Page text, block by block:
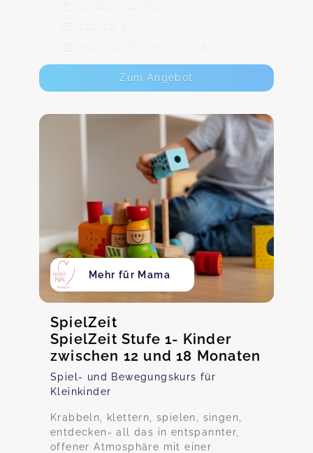
9. Sep - 11. Nov
100,00 €
Max. 10 TeilnehmerInnen
Zum Angebot
Mehr für Mama
SpielZeit
SpielZeit Stufe 1- Kinder
zwischen 12 und 18 Monaten
Spiel- und Bewegungskurs für
Kleinkinder
Krabbeln, klettern, spielen, singen,
entdecken- all das in entspannter,
offener Atmosphäre mit einer